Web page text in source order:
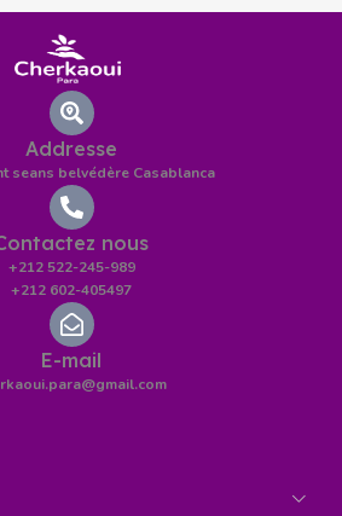
Addresse
seans belvédère Casablanca
nous
+212 522-245-989
+212 602-405497
E-mail